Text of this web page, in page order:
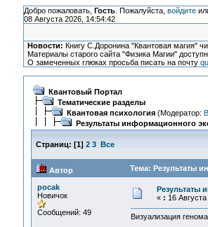
Добро пожаловать, Гость. Пожалуйста, войдите
08 Августа 2026, 14:54:42
Новости: Книгу С.Доронина "Квантовая магия"
Материалы старого сайта "Физика Магии"
О замеченных глюках просьба писать на почту
Квантовый Портал
Тематические разделы
Квантовая психология(Модератор:
Результаты информационного
Страниц: [1] 2 3 Все
Автор Тема: Результаты
pocak
Новичок
Сообщений: 49
Результаты
« : 16
Визуализация